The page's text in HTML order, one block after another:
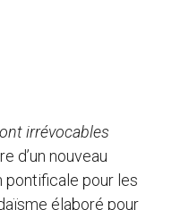
irrévocables
d’un nouveau
pontificale pour les
élaboré pour